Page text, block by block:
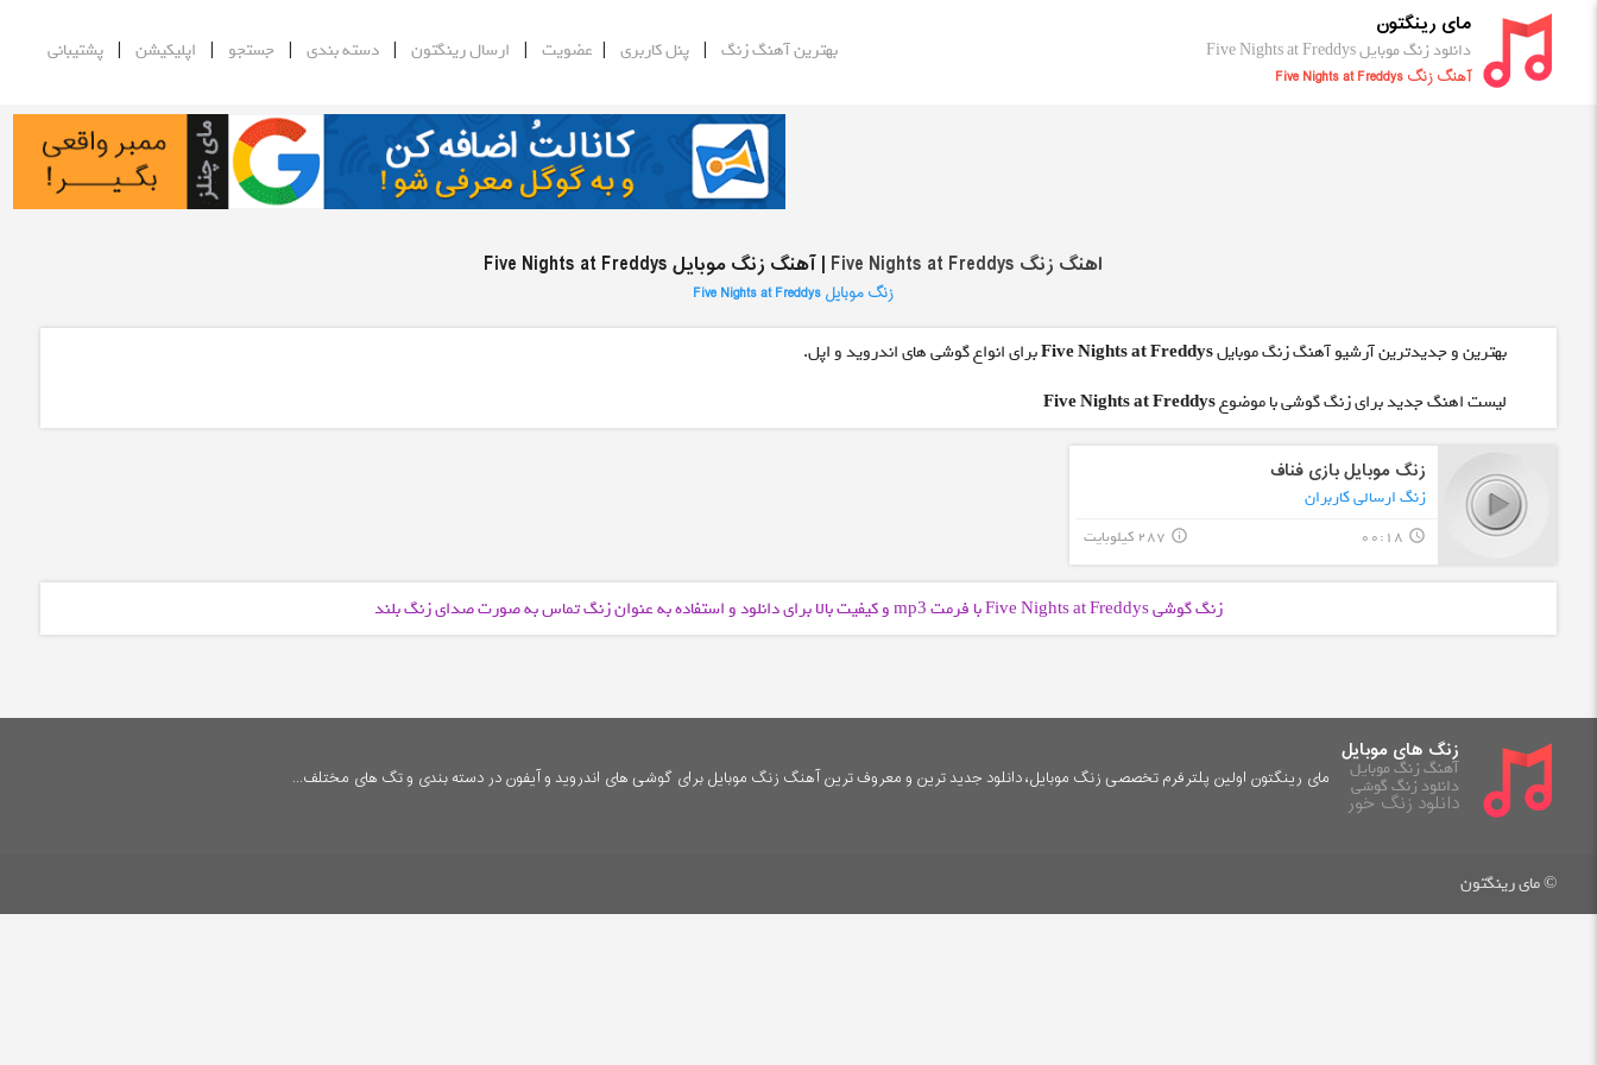
مای رینگتون
دانلود زنگ موبایل Five Nights at Freddys
آهنگ زنگ Five Nights at Freddys
بهترین آهنگ زنگ |پنل کاربری | عضویت | ارسال رینگتون |دسته بندی | جستجو | اپلیکیشن |پشتیبانی
اهنگ زنگ Five Nights at Freddys | آهنگ زنگ موبایل Five Nights at Freddys
زنگ موبایل Five Nights at Freddys
بهترین و جدیدترین آرشیو آهنگ زنگ موبایلFive Nights at Freddysبرای انواع گوشی های اندروید و اپل.
لیست اهنگ جدید برای زنگ گوشی با موضوعFive Nights at Freddys
زنگ موبایل بازی فناف
زنگ ارسالی کاربران
query_builder
00:18 287 کیلوبایت info_outline
زنگ گوشی Five Nights at Freddys با فرمت mp3 و کیفیت بالا برای دانلود و استفاده به عنوان زنگ تماس به صورت صدای زنگ بلند
زنگ های موبایل
آهنگ زنگ موبایل
دانلود زنگ گوشی
دانلود زنگ خور
مای رینگتون اولین پلترفرم تخصصی زنگ موبایل، دانلود جدید ترین و معروف ترین آهنگ زنگ موبایل برای گوشی های اندروید و آیفون در دسته بندی و تگ های مختلف...
© مای رینگتون